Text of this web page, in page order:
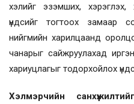
хэлийг эзэмших, хэрэглэх,
үндсийг тогтоох замаар
нийгмийн харилцаанд
чанарыг сайжруулахад
хариуцлагыг тодорхойлох
Хэлмэрчийн